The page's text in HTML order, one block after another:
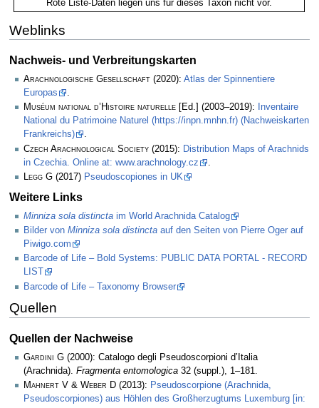
Rote Liste-Daten liegen uns für dieses Taxon nicht vor.
Weblinks
Nachweis- und Verbreitungskarten
Arachnologische Gesellschaft (2020): Atlas der Spinnentiere
Europas
.
Muséum national d’Histoire naturelle [Ed.] (2003–2019):
Inventaire
National du Patrimoine Naturel (https://inpn.mnhn.fr) (Nachweiskarten
Frankreichs)
.
Czech Arachnological Society (2015): Distribution Maps of Arachnids
in Czechia. Online at: www.arachnology.cz
Legg G (2017) Pseudoscopiones in UK
Weitere Links
Minniza sola distincta im World Arachnida Catalog
Bilder von Minniza sola distincta auf den Seiten von Pierre Oger auf
Piwigo.com
Barcode of Life – Bold Systems: PUBLIC DATA PORTAL - RECORD
LIST
Barcode of Life – Taxonomy Browser
Quellen
Quellen der Nachweise
Gardini G (2000): Catalogo degli Pseudoscorpioni d’Italia
(Arachnida). Fragmenta entomologica 32 (suppl.), 1–181.
Mahnert V & Weber D (2013): Pseudoscorpione (Arachnida,
Pseudoscorpiones) aus Höhlen des Großherzugtums Luxemburg [in: